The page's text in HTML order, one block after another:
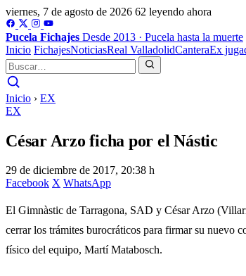
viernes, 7 de agosto de 2026 62 leyendo ahora
Pucela Fichajes Desde 2013 · Pucela hasta la muerte
Inicio FichajesNoticiasReal ValladolidCanteraEx
Inicio › EX
EX
César Arzo ficha por el Nástic
29 de diciembre de 2017, 20:38 h
Facebook X WhatsApp
El Gimnàstic de Tarragona, SAD y César Arzo
cerrar los trámites burocráticos para firmar su nuevo
físico del equipo, Martí Matabosch.